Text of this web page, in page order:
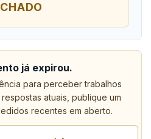
já expirou.
para perceber trabalhos
atuais, publique um
recentes em aberto.